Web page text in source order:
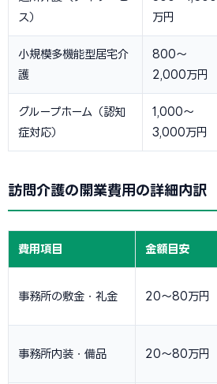
ス）
万円
小規模多機能型居宅介
護
800〜
2,000万円
グループホーム（認知
症対応）
1,000〜
3,000万円
訪問介護の開業費用の詳細内訳
費用項目 金額目安
事務所の敷金・礼金 20〜80万円
事務所内装・備品 20〜80万円